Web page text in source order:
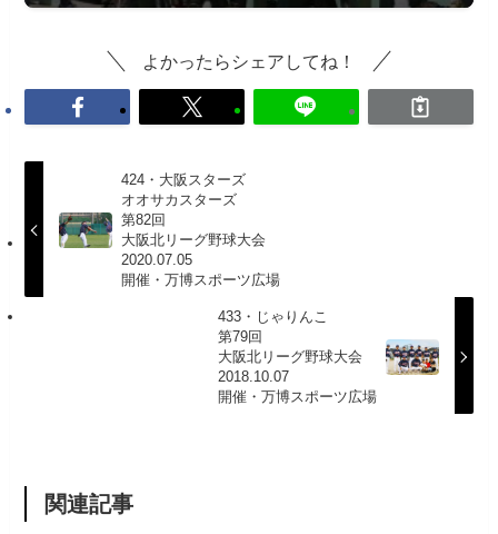
よかったらシェアしてね！
424・大阪スターズ
オオサカスターズ
第82回
大阪北リーグ野球大会
2020.07.05
開催・万博スポーツ広場
433・じゃりんこ
第79回
大阪北リーグ野球大会
2018.10.07
開催・万博スポーツ広場
関連記事